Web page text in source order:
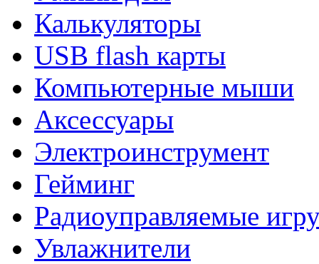
Калькуляторы
USB flash карты
Компьютерные мыши
Аксессуары
Электроинструмент
Гейминг
Радиоуправляемые
Увлажнители